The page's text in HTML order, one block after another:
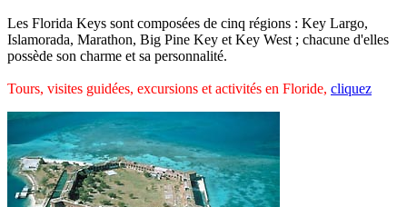
Les Florida Keys sont composées de cinq régions : Key Largo,
Islamorada, Marathon, Big Pine Key et Key West ; chacune d'elles
possède son charme et sa personnalité.
Tours, visites guidées, excursions et activités en Floride, cliquez